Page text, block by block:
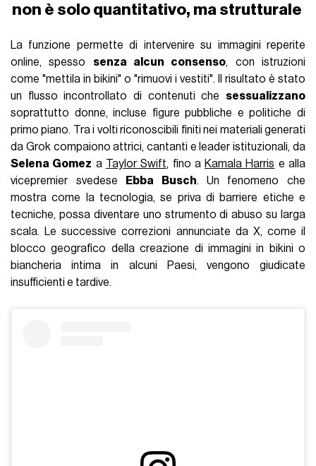
non è solo quantitativo, ma strutturale
La funzione permette di intervenire su immagini reperite
online, spesso senza alcun consenso, con istruzioni
come "mettila in bikini" o "rimuovi i vestiti". Il risultato è stato
un flusso incontrollato di contenuti che sessualizzano
soprattutto donne, incluse figure pubbliche e politiche di
primo piano. Tra i volti riconoscibili finiti nei materiali generati
da Grok compaiono attrici, cantanti e leader istituzionali, da
Selena Gomez a Taylor Swift, fino a Kamala Harris e alla
vicepremier svedese
Ebba Busch. Un fenomeno che
mostra come la tecnologia, se priva di barriere etiche e
tecniche, possa diventare uno strumento di abuso su larga
scala. Le successive correzioni annunciate da X, come il
blocco geografico della creazione di immagini in bikini o
biancheria intima in alcuni Paesi, vengono giudicate
insufficienti e tardive.